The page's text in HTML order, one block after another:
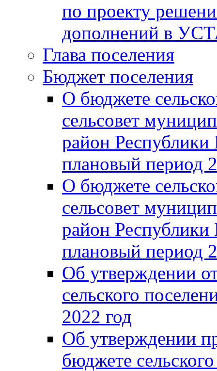
по проекту
дополнений в
Глава поселения
Бюджет поселения
О бюджете
сельсовет
район Республики
плановый период
О бюджете
сельсовет
район Республики
плановый период
Об утверждении
сельского
2022 год
Об утверждении
бюджете